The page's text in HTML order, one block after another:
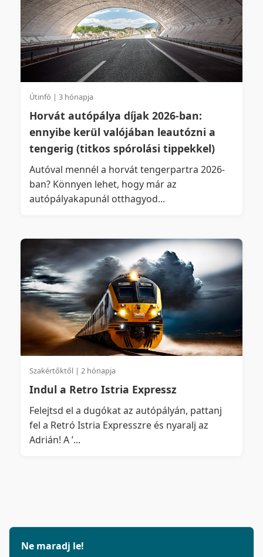
Útinfó | 3 hónapja
Horvát autópálya díjak 2026-ban:
ennyibe kerül valójában leautózni a
tengerig (titkos spórolási tippekkel)
Autóval mennél a horvát tengerpartra 2026-
ban? Könnyen lehet, hogy már az
autópályakapunál otthagyod...
Szakértőktől | 2 hónapja
Indul a Retro Istria Expressz
Felejtsd el a dugókat az autópályán, pattanj
fel a Retró Istria Expresszre és nyaralj az
Adrián! A ’...
Ne maradj le!